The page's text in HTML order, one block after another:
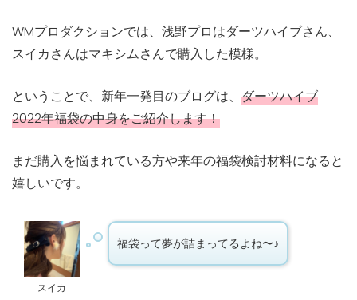
WMプロダクションでは、浅野プロはダーツハイブさん、
スイカさんはマキシムさんで購入した模様。
ということで、新年一発目のブログは、 ダーツハイブ
2022年福袋の中身をご紹介します！
まだ購入を悩まれている方や来年の福袋検討材料になると
嬉しいです。
スイカ
福袋って夢が詰まってるよね〜♪